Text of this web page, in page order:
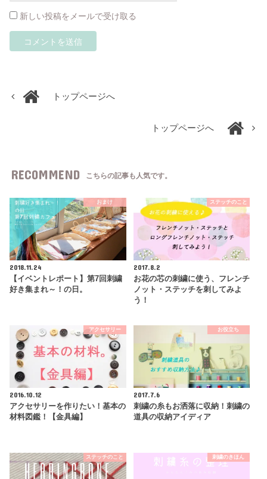
新しい投稿をメールで受け取る
トップページへ
トップページへ
RECOMMEND こちらの記事も人気です。
おまけ
2018.11.24
【イベントレポート】第7回刺繍
好き集まれ～！の日。
ステッチのこと
2017.8.2
お花の芯の刺繍に使う、フレンチ
ノット・ステッチを刺してみよ
う！
アクセサリー
2016.10.12
アクセサリーを作りたい！基本の
材料図鑑！【金具編】
お役立ち
2017.7.6
刺繍の糸もお洒落に収納！刺繍の
道具の収納アイディア
ステッチのこと 刺繍のきほん